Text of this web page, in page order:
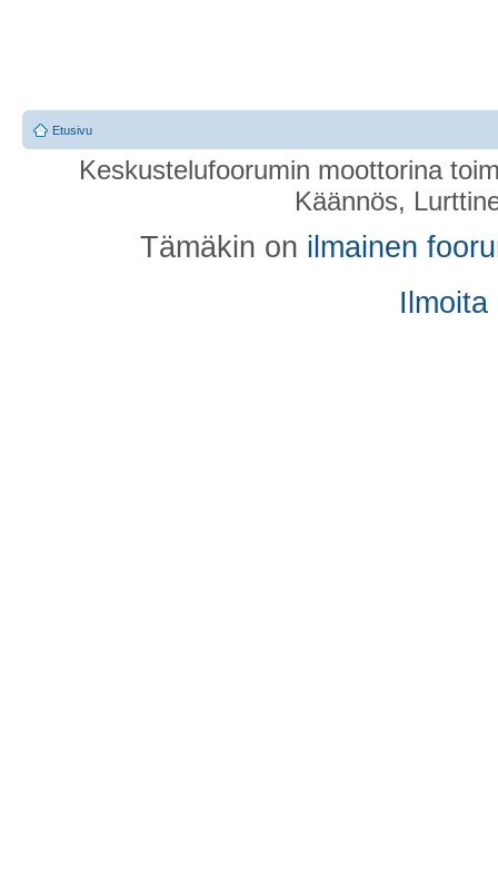
Etusivu
Keskustelufoorumin moottorina
Käännös,
Tämäkin on ilmainen